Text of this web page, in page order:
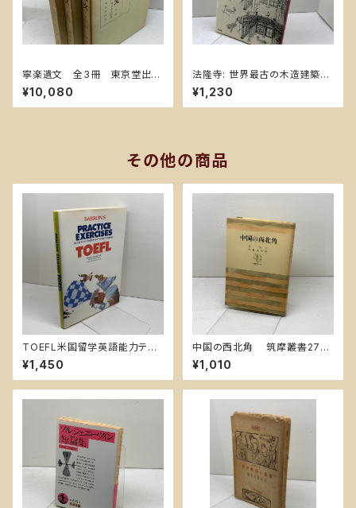
寧楽遺文 全3冊 東京堂出
版 昭和56 訂正６版
¥10,080
法隆寺: 世界最古の木造建築
(日本人はどのように建造物をつ
くってきたか 1) 草思社 西岡 常
一
¥1,230
その他の商品
TOEFL米国留学英語能力テス
ト練習問題 太陽社 ９４年
¥1,450
中国の西北角 筑摩叢書279
范長江 松枝茂夫訳 筑摩
書房
¥1,010